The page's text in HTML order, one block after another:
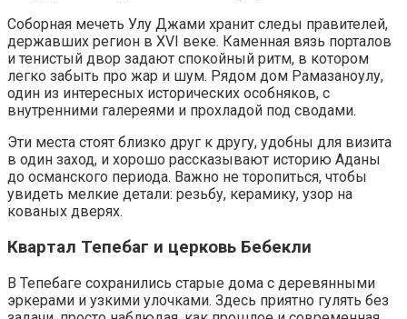
Соборная мечеть Улу Джами хранит следы правителей,
державших регион в XVI веке. Каменная вязь порталов
и тенистый двор задают спокойный ритм, в котором
легко забыть про жар и шум. Рядом дом Рамазаноулу,
один из интересных исторических особняков, с
внутренними галереями и прохладой под сводами.
Эти места стоят близко друг к другу, удобны для визита
в один заход, и хорошо рассказывают историю Аданы
до османского периода. Важно не торопиться, чтобы
увидеть мелкие детали: резьбу, керамику, узор на
кованых дверях.
Квартал Тепебаг и церковь Бебекли
В Тепебаге сохранились старые дома с деревянными
эркерами и узкими улочками. Здесь приятно гулять без